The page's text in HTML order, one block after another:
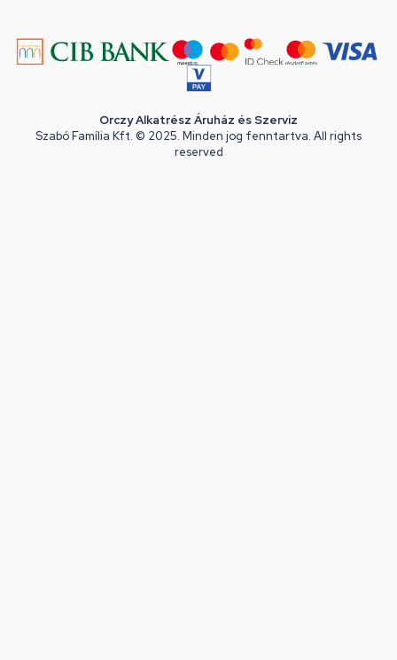
Orczy Alkatrész Áruház és Szerviz
Szabó Família Kft. © 2025. Minden jog fenntartva. All rights
reserved